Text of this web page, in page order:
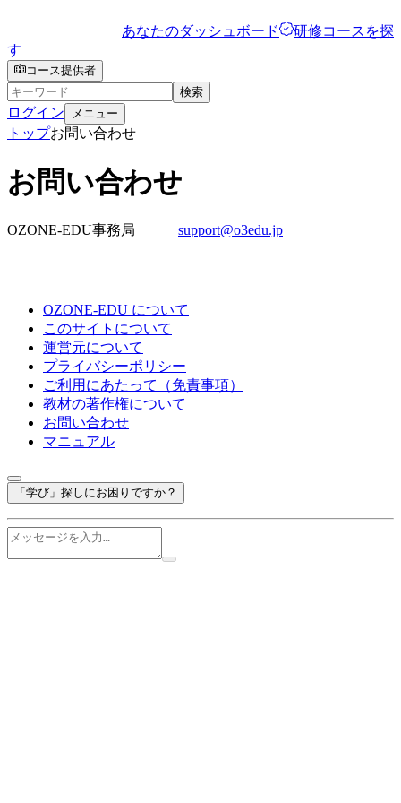
あなたのダッシュボード
研修コースを探
す
コース提供者
検索
ログイン メニュー
トップお問い合わせ
お問い合わせ
OZONE-EDU事務局 support@o3edu.jp
OZONE-EDU について
このサイトについて
運営元について
プライバシーポリシー
ご利用にあたって（免責事項）
教材の著作権について
お問い合わせ
マニュアル
「学び」探しにお困りですか？